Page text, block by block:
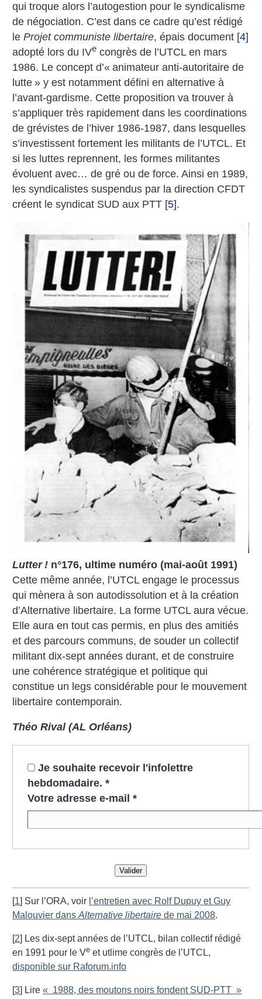
qui troque alors l’autogestion pour le syndicalisme
de négociation. C’est dans ce cadre qu’est rédigé
leProjet communiste libertaire, épais document [4]
adopté lors du IVe congrès de l’UTCL en mars
1986. Le concept d’« animateur anti-autoritaire de
lutte » y est notamment défini en alternative à
l’avant-gardisme. Cette proposition va trouver à
s’appliquer très rapidement dans les coordinations
de grévistes de l’hiver 1986-1987, dans lesquelles
s’investissent fortement les militants de l’UTCL. Et
si les luttes reprennent, les formes militantes
évoluent avec… de gré ou de force. Ainsi en 1989,
les syndicalistes suspendus par la direction CFDT
créent le syndicat SUD aux PTT [5].
Lutter ! n°176, ultime numéro (mai-août 1991)
Cette même année, l’UTCL engage le processus
qui mènera à son autodissolution et à la création
d’Alternative libertaire. La forme UTCL aura vécue.
Elle aura en tout cas permis, en plus des amitiés
et des parcours communs, de souder un collectif
militant dix-sept années durant, et de construire
une cohérence stratégique et politique qui
constitue un legs considérable pour le mouvement
libertaire contemporain.
Théo Rival (AL Orléans)
Je souhaite recevoir l'infolettre
hebdomadaire. *
Votre adresse e-mail *
Valider
[1] Sur l’ORA, voir l’entretien avec Rolf Dupuy et Guy
Malouvier dansAlternative libertaire de mai 2008.
[2] Les dix-sept années de l’UTCL, bilan collectif rédigé
en 1991 pour le Ve et utlime congrès de l’UTCL,
disponible sur Raforum.info
[3] Lire« 1988, des moutons noirs fondent SUD-PTT »